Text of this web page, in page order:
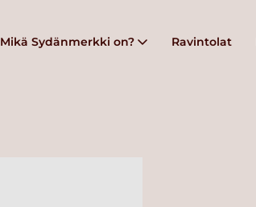
Mikä Sydänmerkki on? Ravintolat